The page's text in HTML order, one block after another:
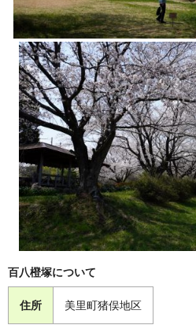
百八橙塚について
住所 美里町猪俣地区